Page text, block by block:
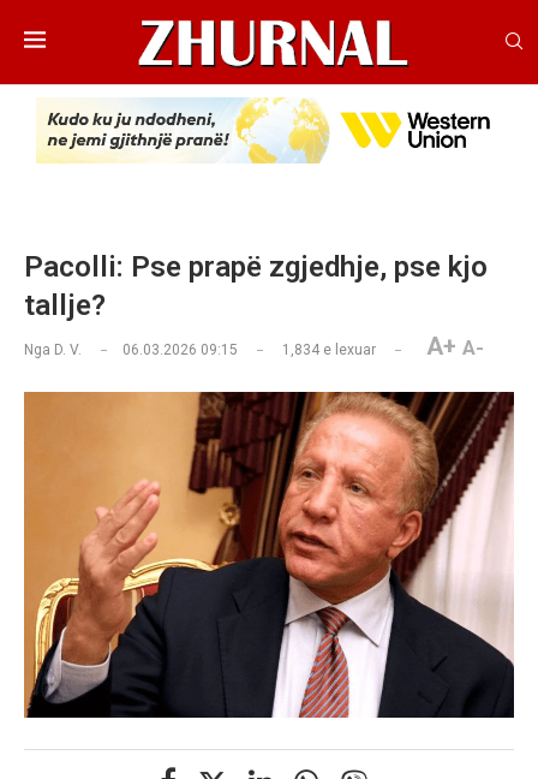
Pacolli: Pse prapë zgjedhje, pse kjo
tallje?
Nga D. V. 06.03.2026 09:15 1,834 e lexuar A+ A-